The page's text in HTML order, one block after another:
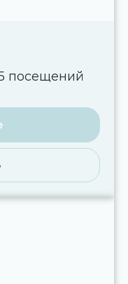
посещений